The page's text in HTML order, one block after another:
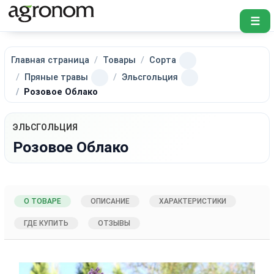
☰
Главная страница Товары
Сорта
Пряные травы
Эльсгольция
Розовое Облако
ЭЛЬСГОЛЬЦИЯ
Розовое Облако
О ТОВАРЕ ОПИСАНИЕ ХАРАКТЕРИСТИКИ
ГДЕ КУПИТЬ ОТЗЫВЫ